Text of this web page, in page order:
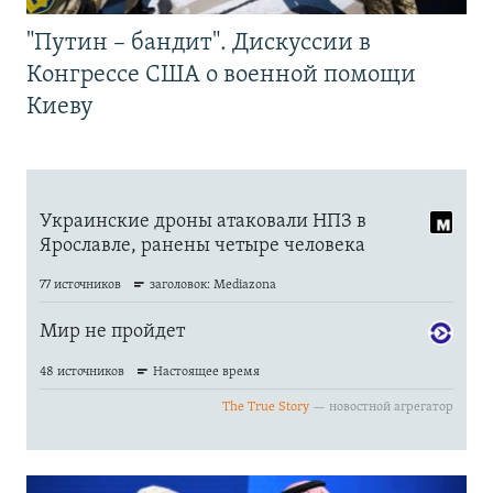
"Путин – бандит". Дискуссии в
Конгрессе США о военной помощи
Киеву